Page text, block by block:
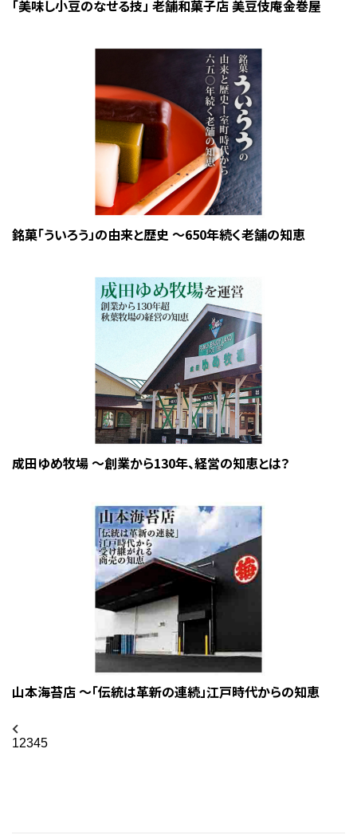
「美味し小豆のなせる技」 老舗和菓子店 美豆伎庵金巻屋
銘菓「ういろう」の由来と歴史 ～650年続く老舗の知恵
成田ゆめ牧場 ～創業から130年、経営の知恵とは？
山本海苔店 ～「伝統は革新の連続」江戸時代からの知恵
12345